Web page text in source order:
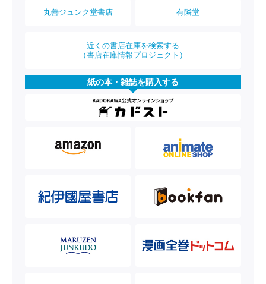
丸善ジュンク堂書店 有隣堂
近くの書店在庫を検索する
（書店在庫情報プロジェクト）
紙の本・雑誌を購入する